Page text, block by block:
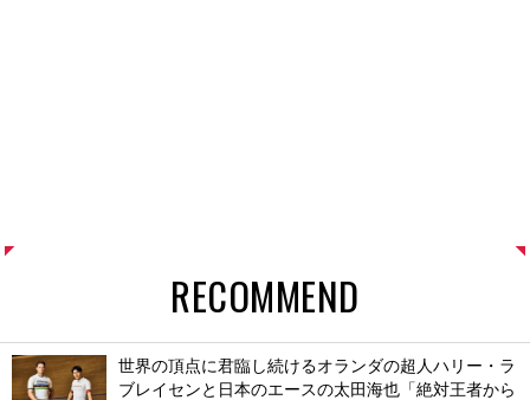
RECOMMEND
世界の頂点に君臨し続けるオランダの超人ハリー・ラ
ブレイセンと日本のエースの太田海也「絶対王者から